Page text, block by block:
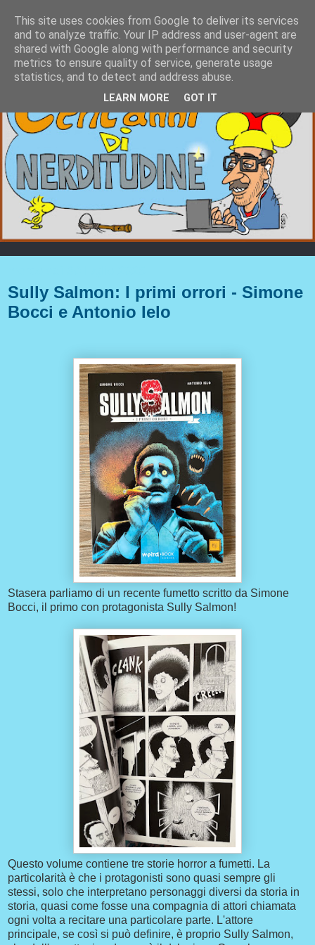
Sully Salmon: I primi orrori - Simone
Bocci e Antonio Ielo
Stasera parliamo di un recente fumetto scritto da Simone
Bocci, il primo con protagonista Sully Salmon!
Questo volume contiene tre storie horror a fumetti. La
particolarità è che i protagonisti sono quasi sempre gli
stessi, solo che interpretano personaggi diversi da storia in
storia, quasi come fosse una compagnia di attori chiamata
ogni volta a recitare una particolare parte. L'attore
principale, se così si può definire, è proprio Sully Salmon,
This site uses cookies from Google to deliver its services
and to analyze traffic. Your IP address and user-agent are
shared with Google along with performance and security
metrics to ensure quality of service, generate usage
statistics, and to detect and address abuse.
LEARN MORE GOT IT